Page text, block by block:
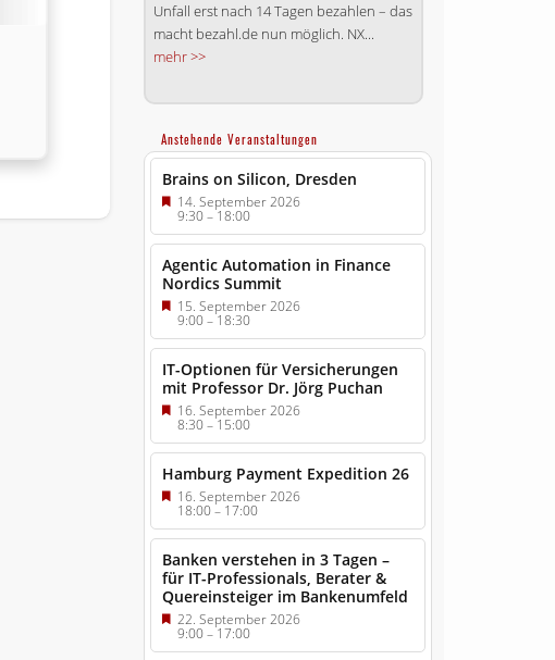
Unfall erst nach 14 Tagen bezahlen – das
macht bezahl.de nun möglich. NX...
mehr >>
Anstehende Veranstaltungen
Brains on Silicon, Dresden
14. September 2026
9:30–18:00
Agentic Automation in Finance
Nordics Summit
15. September 2026
9:00–18:30
IT-Optionen für Versicherungen
mit Professor Dr. Jörg Puchan
16. September 2026
8:30–15:00
Hamburg Payment Expedition 26
16. September 2026
18:00– 17:00
Banken verstehen in 3 Tagen –
für IT-Professionals, Berater &
Quereinsteiger im Bankenumfeld
22. September 2026
9:00–17:00